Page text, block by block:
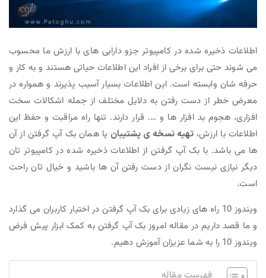
اطلاعات ذخیره شده در کامپیوتر جزو دارایی های با ارزش ما محسوب
می شوند حتی برای برخی از افراد این اطلاعات حیاتی هستند و به کار و
حرفه شان وابسته است. این اطلاعات بسیار آسیب پذیرند و همواره در
معرض خطر از دست رفتن به دلایل مختلف از جمله اشکالات سخت
افزاری، هجوم بد افزار ها و …. قرار دارند. تنها راه مراقبت و حفظ این
اطلاعات با ارزش، تهیه نسخه ی پشتیبان یا همان بک آپ گرفتن از آن
ها می باشد. با بک آپ گرفتن از اطلاعات ذخیره شده در کامپیوتر تان
دیگر نیازی نیست نگران از دست رفتن آن ها باشید و خیال تان راحت
است.
ویندوز 10 راه های زیادی برای بک آپ گرفتن در اختیار کاربران می گذارد
و ما قصد داریم در مقاله امروز بک آپ گرفتن به کمک ابزار پیش فرض
ویندوز 10 را به شما عزیزان آموزش دهیم.